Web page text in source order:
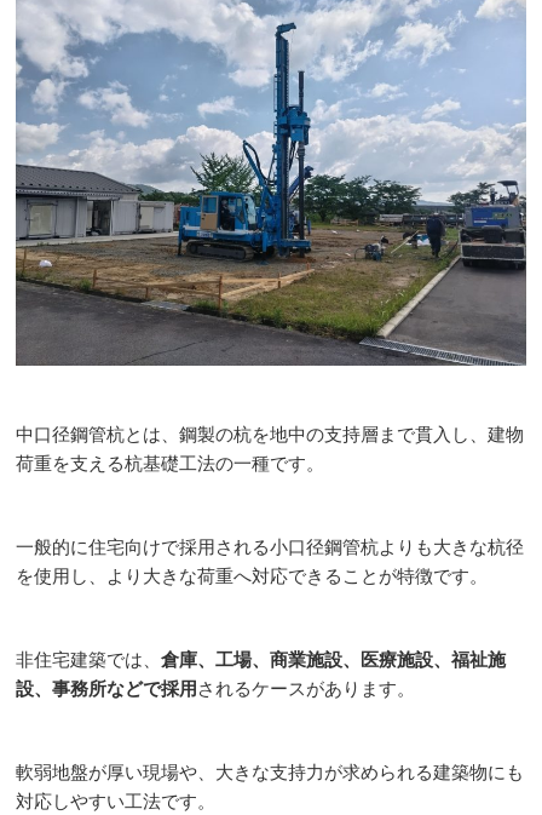
中口径鋼管杭とは、鋼製の杭を地中の支持層まで貫入し、建物
荷重を支える杭基礎工法の一種です。
一般的に住宅向けで採用される小口径鋼管杭よりも大きな杭径
を使用し、より大きな荷重へ対応できることが特徴です。
非住宅建築では、倉庫、工場、商業施設、医療施設、福祉施
設、事務所などで採用 されるケースがあります。
軟弱地盤が厚い現場や、大きな支持力が求められる建築物にも
対応しやすい工法です。